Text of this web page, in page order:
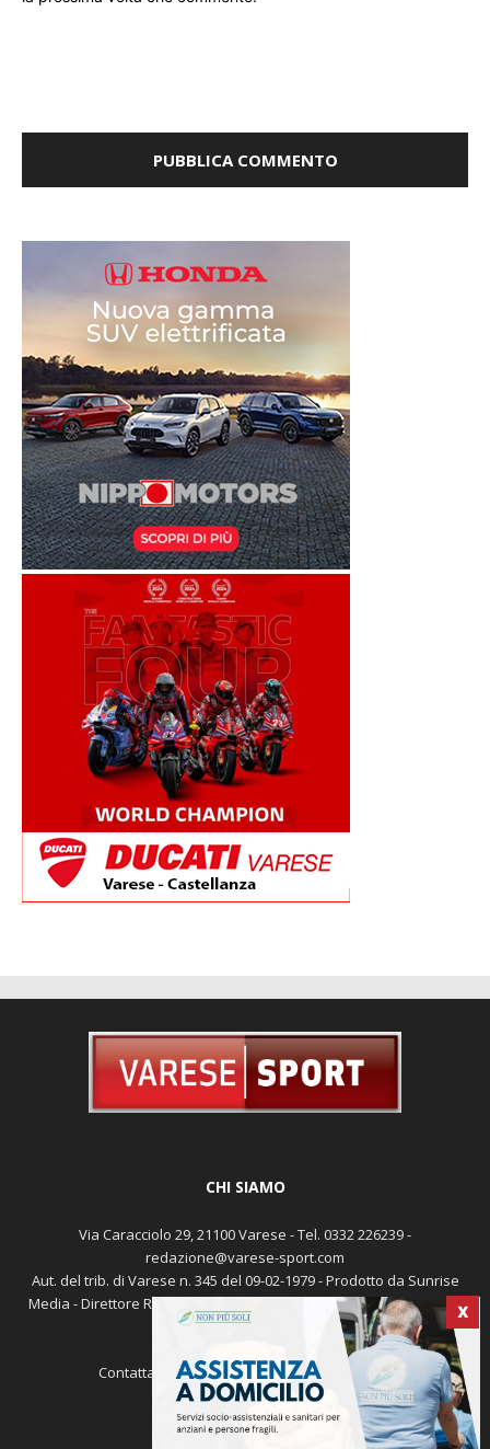
X
Via Caracciolo 29, 21100 Varese - Tel. 0332 226239 -
redazione@varese-sport.com
Aut. del trib. di Varese n. 345 del 09-02-1979 - Prodotto da Sunrise
Media - Direttore Responsabile: Michele Marocco -
Cookie policy
Pubblicità
redazione@varese-sport.com